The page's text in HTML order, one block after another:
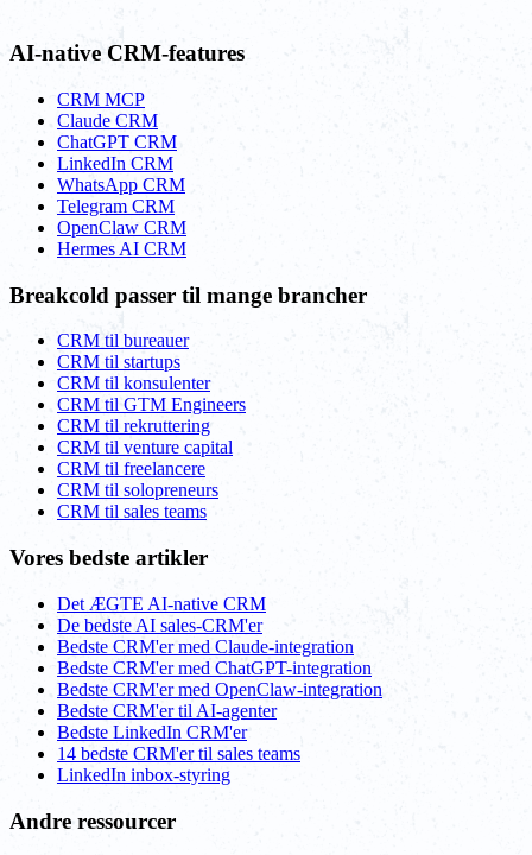
AI-native CRM-features
CRM MCP
Claude CRM
ChatGPT CRM
LinkedIn CRM
WhatsApp CRM
Telegram CRM
OpenClaw CRM
Hermes AI CRM
Breakcold passer til mange brancher
CRM til bureauer
CRM til startups
CRM til konsulenter
CRM til GTM Engineers
CRM til rekruttering
CRM til venture capital
CRM til freelancere
CRM til solopreneurs
CRM til sales teams
Vores bedste artikler
Det ÆGTE AI-native CRM
De bedste AI sales-CRM'er
Bedste CRM'er med Claude-integration
Bedste CRM'er med ChatGPT-integration
Bedste CRM'er med OpenClaw-integration
Bedste CRM'er til AI-agenter
Bedste LinkedIn CRM'er
14 bedste CRM'er til sales teams
LinkedIn inbox-styring
Andre ressourcer